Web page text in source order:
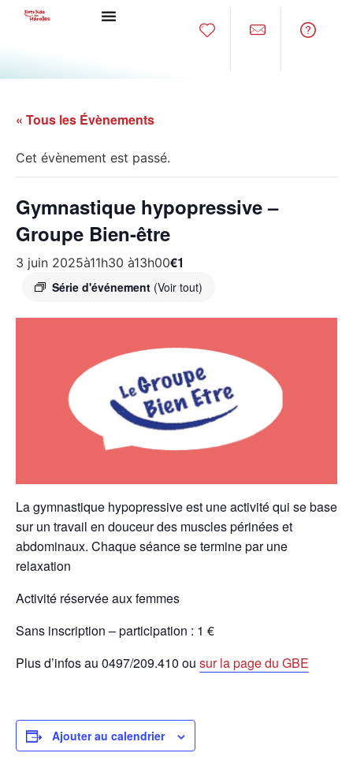
« Tous les Évènements
Cet évènement est passé.
Gymnastique hypopressive –
Groupe Bien-être
3 juin 2025à11h30 à13h00
Série d'événement (Voir tout)
€1
La gymnastique hypopressive est une activité qui se base
sur un travail en douceur des muscles périnées et
abdominaux. Chaque séance se termine par une
relaxation
Activité réservée aux femmes
Sans inscription – participation : 1 €
Plus d’infos au 0497/209.410 ou sur la page du GBE
Ajouter au calendrier